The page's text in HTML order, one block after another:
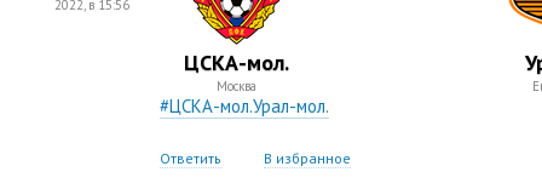
ЦСКА-мол.
Москва
#ЦСКА-мол.Урал-мол.
Ответить В избранное
2022, в 15:56